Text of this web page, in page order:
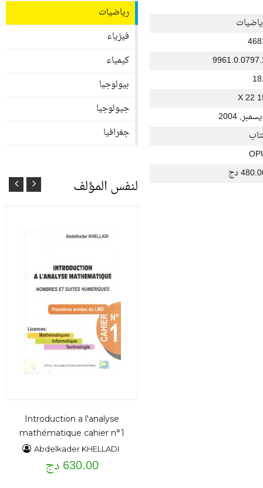
15
2004
دج
رياضيات
فيزياء
كيمياء
بيولوجيا
جيولوجيا
جغرافيا
لنفس المؤلف
Introduction a l'analyse
mathématique cahier n°1
Abdelkader KHELLADI
630.00 دج